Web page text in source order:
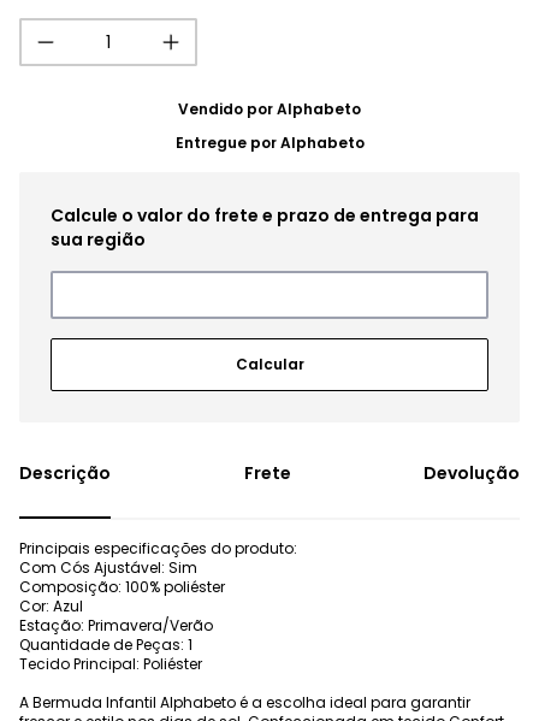
Vendido porAlphabeto
Entregue porAlphabeto
Frete Devolução
Principais especificações do produto:
Com Cós Ajustável: Sim
Composição: 100% poliéster
Cor: Azul
Estação: Primavera/Verão
Quantidade de Peças: 1
Tecido Principal: Poliéster
A Bermuda Infantil Alphabeto é a escolha ideal para garantir